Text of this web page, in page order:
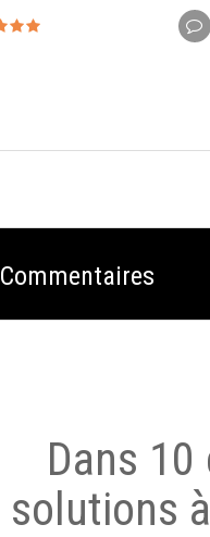
Commentaires
Dans
solutions